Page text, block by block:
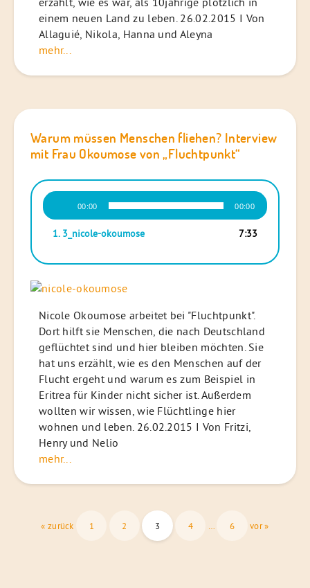
einem neuen Land zu leben. 26.02.2015 I Von
Allaguié, Nikola, Hanna und Aleyna
mehr...
Warum müssen Menschen fliehen? Interview
mit Frau Okoumose von „Fluchtpunkt“
Audio-
Player
00:00 00:00
1. 3_nicole-okoumose 7:33
Nicole Okoumose arbeitet bei "Fluchtpunkt".
Dort hilft sie Menschen, die nach Deutschland
geflüchtet sind und hier bleiben möchten. Sie
hat uns erzählt, wie es den Menschen auf der
Flucht ergeht und warum es zum Beispiel in
Eritrea für Kinder nicht sicher ist. Außerdem
wollten wir wissen, wie Flüchtlinge hier
wohnen und leben. 26.02.2015 I Von Fritzi,
Henry und Nelio
mehr...
Seitennummerierung
« zurück 1 2 3 4 6 vor »